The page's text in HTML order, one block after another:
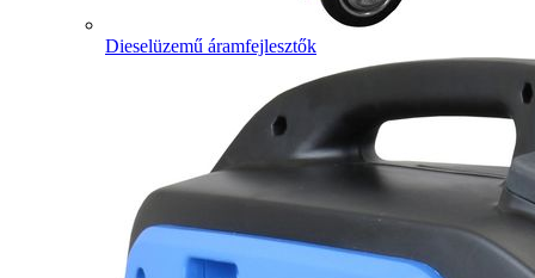
Dieselüzemű áramfejlesztők